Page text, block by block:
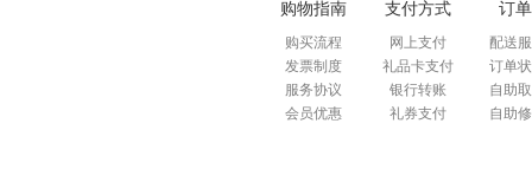
购物指南
购买流程
发票制度
服务协议
会员优惠
支付方式
网上支付
礼品卡支付
银行转账
礼券支付
订
配送
订单
自助
自助